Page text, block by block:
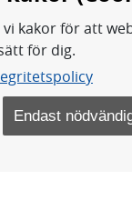
värld.
är forskning, metod-
analyser och studier.
vi kakor för att
för dig.
Endast